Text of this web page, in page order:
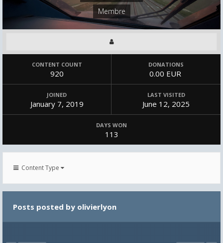
Membre
CONTENT COUNT
920
DONATIONS
0.00 EUR
JOINED
January 7, 2019
LAST VISITED
June 12, 2025
DAYS WON
113
Content Type
Posts posted by olivierlyon